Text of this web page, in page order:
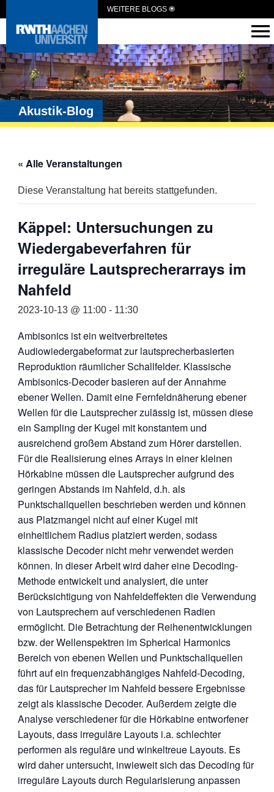
WEITERE BLOGS
Akustik-Blog
« Alle Veranstaltungen
Diese Veranstaltung hat bereits stattgefunden.
Käppel: Untersuchungen zu
Wiedergabeverfahren für
irreguläre Lautsprecherarrays im
Nahfeld
2023-10-13 @ 11:00- 11:30
Ambisonics ist ein weitverbreitetes
Audiowiedergabeformat zur lautsprecherbasierten
Reproduktion räumlicher Schallfelder. Klassische
Ambisonics-Decoder basieren auf der Annahme
ebener Wellen. Damit eine Fernfeldnäherung ebener
Wellen für die Lautsprecher zulässig ist, müssen diese
ein Sampling der Kugel mit konstantem und
ausreichend großem Abstand zum Hörer darstellen.
Für die Realisierung eines Arrays in einer kleinen
Hörkabine müssen die Lautsprecher aufgrund des
geringen Abstands im Nahfeld, d.h. als
Punktschallquellen beschrieben werden und können
aus Platzmangel nicht auf einer Kugel mit
einheitlichem Radius platziert werden, sodass
klassische Decoder nicht mehr verwendet werden
können. In dieser Arbeit wird daher eine Decoding-
Methode entwickelt und analysiert, die unter
Berücksichtigung von Nahfeldeffekten die Verwendung
von Lautsprechern auf verschiedenen Radien
ermöglicht. Die Betrachtung der Reihenentwicklungen
bzw. der Wellenspektren im Spherical Harmonics
Bereich von ebenen Wellen und Punktschallquellen
führt auf ein frequenzabhängiges Nahfeld-Decoding,
das für Lautsprecher im Nahfeld bessere Ergebnisse
zeigt als klassische Decoder. Außerdem zeigte die
Analyse verschiedener für die Hörkabine entworfener
Layouts, dass irreguläre Layouts i.a. schlechter
performen als reguläre und winkeltreue Layouts. Es
wird daher untersucht, inwieweit sich das Decoding für
irreguläre Layouts durch Regularisierung anpassen